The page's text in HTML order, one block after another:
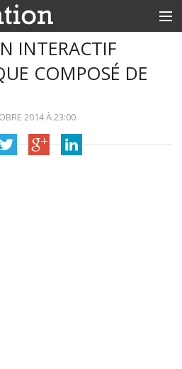
INTERACTIF
COMPOSÉ DE
2014À23:00